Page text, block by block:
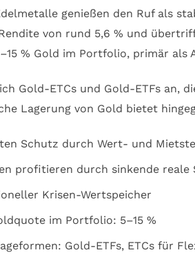
genießen den Ruf als
von rund 5,6 % und
% Gold im Portfolio, primär als
Gold-ETCs und Gold-ETFs an,
Lagerung von Gold bietet
Schutz durch Wert- und
profitieren durch sinkende reale
Krisen-Wertspeicher
im Portfolio: 5–15 %
Gold-ETFs, ETCs für